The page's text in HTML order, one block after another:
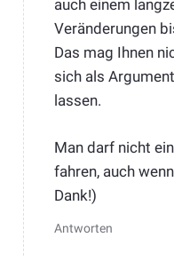
auch einem
Veränderungen
Das mag Ihnen
sich als
lassen.
Man darf nicht
fahren, auch
Dank!)
Antworten